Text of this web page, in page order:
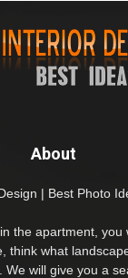
About
| Best Photo
the apartment, you
think what
will give you a